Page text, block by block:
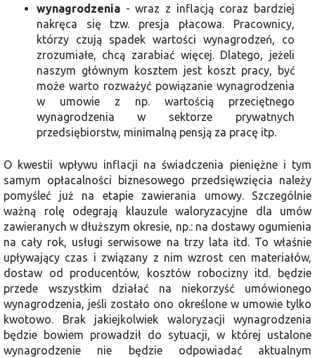
wynagrodzenia- wraz z inflacją coraz bardziej
nakręca się tzw. presja płacowa. Pracownicy,
którzy czują spadek wartości wynagrodzeń, co
zrozumiałe, chcą zarabiać więcej. Dlatego, jeżeli
naszym głównym kosztem jest koszt pracy, być
może warto rozważyć powiązanie wynagrodzenia
w umowie z np. wartością przeciętnego
wynagrodzenia w sektorze prywatnych
przedsiębiorstw, minimalną pensją za pracę itp.
O kwestii wpływu inflacji na świadczenia pieniężne i tym
samym opłacalności biznesowego przedsięwzięcia należy
pomyśleć już na etapie zawierania umowy. Szczególnie
ważną rolę odegrają klauzule waloryzacyjne dla umów
zawieranych w dłuższym okresie, np.: na dostawy ogumienia
na cały rok, usługi serwisowe na trzy lata itd. To właśnie
upływający czas i związany z nim wzrost cen materiałów,
dostaw od producentów, kosztów robocizny itd. będzie
przede wszystkim działać na niekorzyść umówionego
wynagrodzenia, jeśli zostało ono określone w umowie tylko
kwotowo. Brak jakiejkolwiek waloryzacji wynagrodzenia
będzie bowiem prowadził do sytuacji, w której ustalone
wynagrodzenie nie będzie odpowiadać aktualnym